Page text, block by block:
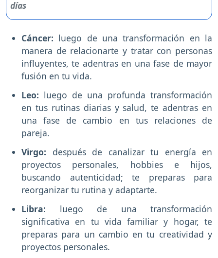
Cáncer: luego de una transformación en la
manera de relacionarte y tratar con personas
influyentes, te adentras en una fase de mayor
fusión en tu vida.
Leo: luego de una profunda transformación
en tus rutinas diarias y salud, te adentras en
una fase de cambio en tus relaciones de
pareja.
Virgo: después de canalizar tu energía en
proyectos personales, hobbies e hijos,
buscando autenticidad; te preparas para
reorganizar tu rutina y adaptarte.
Libra: luego de una transformación
significativa en tu vida familiar y hogar, te
preparas para un cambio en tu creatividad y
proyectos personales.